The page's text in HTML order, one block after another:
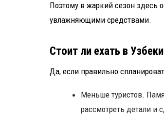
Поэтому в жаркий сезон здесь
увлажняющими средствами.
Стоит ли ехать в
Да, если правильно
Меньше туристов.
рассмотреть детали и